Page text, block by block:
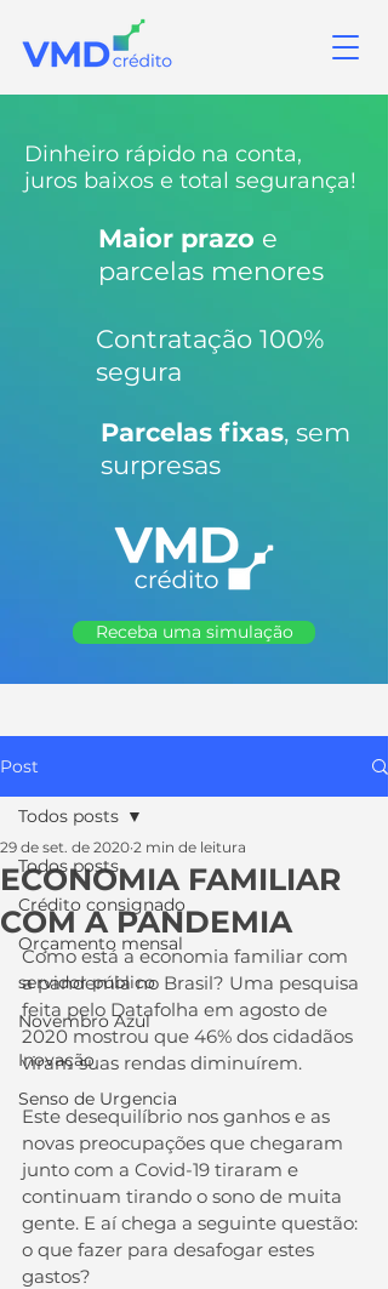
Dinheiro rápido na conta,
juros baixos e total segurança!
Maior prazo e
parcelas menores
Contratação 100%
segura
Parcelas fixas, sem
surpresas
Receba uma simulação
Post
Todos posts
Crédito consignado
Orçamento mensal
servidor público
Novembro Azul
Inovação
Senso de Urgencia
Todos posts
ECONOMIA FAMILIAR
COM A PANDEMIA
29 de set. de 2020 2 min de leitura
Como está a economia familiar com
a pandemia no Brasil? Uma pesquisa
feita pelo Datafolha em agosto de
2020 mostrou que 46% dos cidadãos
viram suas rendas diminuírem.
Este desequilíbrio nos ganhos e as
novas preocupações que chegaram
junto com a Covid-19 tiraram e
continuam tirando o sono de muita
gente. E aí chega a seguinte questão:
o que fazer para desafogar estes
gastos?